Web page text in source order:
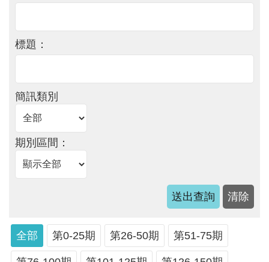
務
主
軸
最
新
情
便
民
標題：
簡訊類別
期別區間：
全部 第0-25期 第26-50期 第51-75期